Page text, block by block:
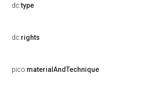
dc:type
dc:rights
pico:materialAndTechnique